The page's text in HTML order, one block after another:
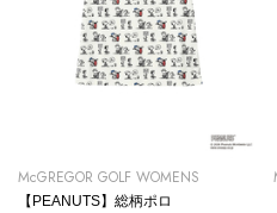
McGREGOR GOLF WOMENS
【PEANUTS】総柄ポロ